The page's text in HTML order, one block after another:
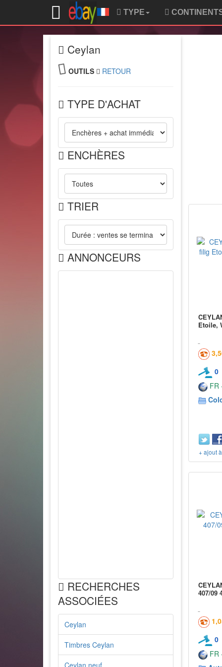
TYPE
Ceylan
OUTILS RETOUR
TYPE D'ACHAT
ENCHÈRES
TRIER
ANNONCEURS
RECHERCHES
ASSOCIÉES
Ceylan
Timbres Ceylan
Ceylan neuf
Etoile,
0
FR
+ ajout
407/09
0
FR